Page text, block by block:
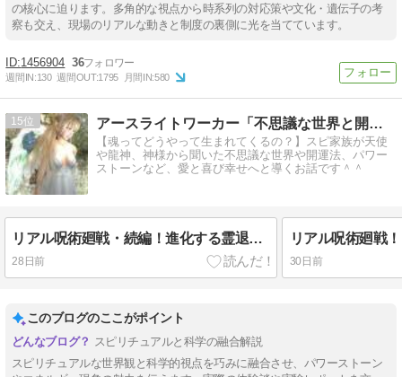
の核心に迫ります。多角的な視点から時系列の対応策や文化・遺伝子の考
察も交え、現場のリアルな動きと制度の裏側に光を当てています。
1456904 36
週間IN:130 週間OUT:1795 月間IN:580
15 アースライトワーカー「不思議な世界と開運への導き」
【魂ってどうやって生まれてくるの？】スピ家族が天使
や龍神、神様から聞いた不思議な世界や開運法、パワー
ストーンなど、愛と喜び幸せへと導くお話です＾＾
リアル呪術廻戦・続編！進化する霊退治×ラミエルブレスレットNo.44 実験②
28日前 30日前
このブログのここがポイント
スピリチュアルと科学の融合解説
スピリチュアルな世界観と科学的視点を巧みに融合させ、パワーストーン